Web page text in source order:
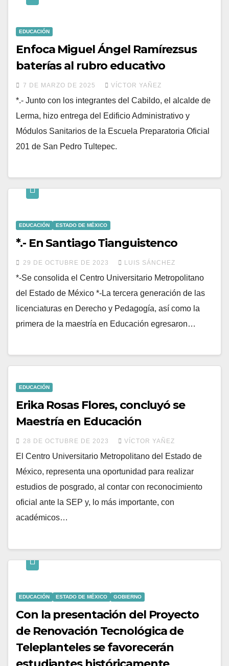
EDUCACIÓN
Enfoca Miguel Ángel Ramírezsus
baterías al rubro educativo
7 DE MARZO DE 2025 VÍCTOR YAÑEZ
*.- Junto con los integrantes del Cabildo, el alcalde de
Lerma, hizo entrega del Edificio Administrativo y
Módulos Sanitarios de la Escuela Preparatoria Oficial
201 de San Pedro Tultepec.
EDUCACIÓN ESTADO DE MÉXICO
*.- En Santiago Tianguistenco
29 DE OCTUBRE DE 2023 LUIS SÁNCHEZ
*-Se consolida el Centro Universitario Metropolitano
del Estado de México *-La tercera generación de las
licenciaturas en Derecho y Pedagogía, así como la
primera de la maestría en Educación egresaron…
EDUCACIÓN
Erika Rosas Flores, concluyó se
Maestría en Educación
28 DE OCTUBRE DE 2023 VÍCTOR YAÑEZ
El Centro Universitario Metropolitano del Estado de
México, representa una oportunidad para realizar
estudios de posgrado, al contar con reconocimiento
oficial ante la SEP y, lo más importante, con
académicos…
EDUCACIÓN ESTADO DE MÉXICO GOBIERNO
Con la presentación del Proyecto
de Renovación Tecnológica de
Teleplanteles se favorecerán